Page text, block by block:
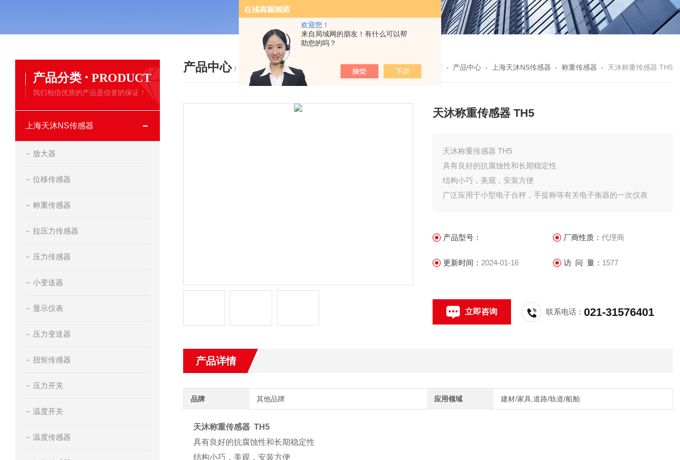
欢迎您！
来自局域网的朋友！有什么可以帮
助您的吗？
产品中心 / PRODUCTS 您的位置： 首页 - 产品中心 - 上海天沐NS传感器 - 称重传感器 - 天沐称重传感器 TH5
天沐称重传感器 TH5
天沐称重传感器 TH5
具有良好的抗腐蚀性和长期稳定性
结构小巧，美观，安装方便
广泛应用于小型电子台秤，手提称等有关电子衡器的一次仪表
产品型号： 厂商性质： 代理商
更新时间： 2024-01-16 访 问 量： 1577
立即咨询 联系电话：021-31576401
产品详情
品牌 其他品牌 应用领域 建材/家具,道路/轨道/船舶
天沐称重传感器 TH5
具有良好的抗腐蚀性和长期稳定性
结构小巧，美观，安装方便
产品分类 · PRODUCT
我们相信优质的产品是信誉的保证！
上海天沐NS传感器
放大器
位移传感器
称重传感器
拉压力传感器
压力传感器
小变送器
显示仪表
压力变送器
扭矩传感器
压力开关
温度开关
温度传感器